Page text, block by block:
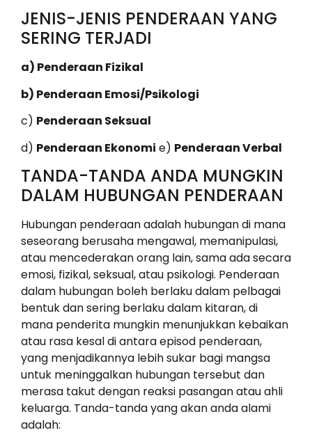
JENIS-JENIS PENDERAAN YANG
SERING TERJADI
a) Penderaan Fizikal
b) Penderaan Emosi/Psikologi
c) Penderaan Seksual
d) Penderaan Ekonomi e) Penderaan Verbal
TANDA-TANDA ANDA MUNGKIN
DALAM HUBUNGAN PENDERAAN
Hubungan penderaan adalah hubungan di mana
seseorang berusaha mengawal, memanipulasi,
atau mencederakan orang lain, sama ada secara
emosi, fizikal, seksual, atau psikologi. Penderaan
dalam hubungan boleh berlaku dalam pelbagai
bentuk dan sering berlaku dalam kitaran, di
mana penderita mungkin menunjukkan kebaikan
atau rasa kesal di antara episod penderaan,
yang menjadikannya lebih sukar bagi mangsa
untuk meninggalkan hubungan tersebut dan
merasa takut dengan reaksi pasangan atau ahli
keluarga. Tanda-tanda yang akan anda alami
adalah: